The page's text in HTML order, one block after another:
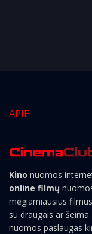
APIE
Kino nuomos
online filmų
mėgiamiausius
su draugais ar
nuomos paslaugas